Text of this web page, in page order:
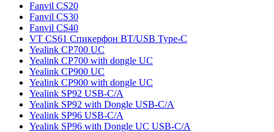
Fanvil CS20
Fanvil CS30
Fanvil CS40
VT CS61 Cпикерфон BT/USB Type-C
Yealink CP700 UC
Yealink CP700 with dongle UC
Yealink CP900 UC
Yealink CP900 with dongle UC
Yealink SP92 USB-C/A
Yealink SP92 with Dongle USB-C/A
Yealink SP96 USB-C/A
Yealink SP96 with Dongle UC USB-C/A